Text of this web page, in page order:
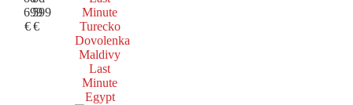
699
€
599
€
Minute
Turecko
Dovolenka
Maldivy
Last
Minute
Egypt